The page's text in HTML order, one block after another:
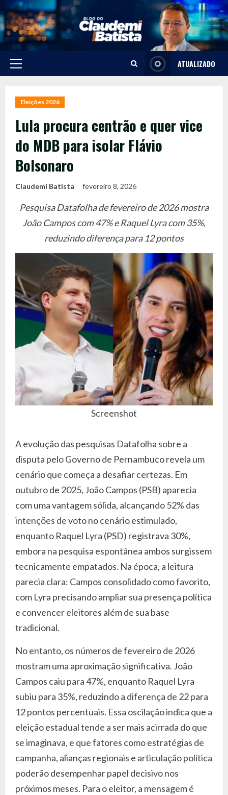
Skip
to
content
Primary
ATUALIZADO
Eleições 2026
Lula procura centrão e quer vice
do MDB para isolar Flávio
Bolsonaro
Claudemi Batista fevereiro 8, 2026
Pesquisa Datafolha de fevereiro de 2026 mostra
João Campos com 47% e Raquel Lyra com 35%,
reduzindo diferença para 12 pontos
Screenshot
A evolução das pesquisas Datafolha sobre a
disputa pelo Governo de Pernambuco revela um
cenário que começa a desafiar certezas. Em
outubro de 2025, João Campos (PSB) aparecia
com uma vantagem sólida, alcançando 52% das
intenções de voto no cenário estimulado,
enquanto Raquel Lyra (PSD) registrava 30%,
embora na pesquisa espontânea ambos surgissem
tecnicamente empatados. Na época, a leitura
parecia clara: Campos consolidado como favorito,
com Lyra precisando ampliar sua presença política
e convencer eleitores além de sua base
tradicional.
No entanto, os números de fevereiro de 2026
mostram uma aproximação significativa. João
Campos caiu para 47%, enquanto Raquel Lyra
subiu para 35%, reduzindo a diferença de 22 para
12 pontos percentuais. Essa oscilação indica que a
eleição estadual tende a ser mais acirrada do que
se imaginava, e que fatores como estratégias de
campanha, alianças regionais e articulação política
poderão desempenhar papel decisivo nos
próximos meses. Para o eleitor, a mensagem é